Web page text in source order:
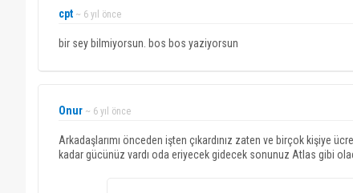
cpt ~ 6 yıl önce
bir sey bilmiyorsun. bos bos yaziyorsun
Onur ~ 6 yıl önce
Arkadaşlarımı önceden işten çıkardınız zaten ve birçok kişiye
kadar gücünüz vardı oda eriyecek gidecek sonunuz Atlas gibi